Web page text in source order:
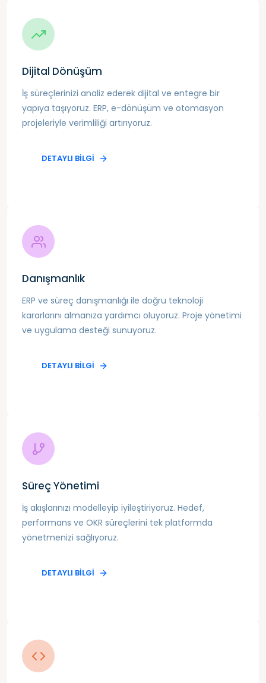
Dijital Dönüşüm
İş süreçlerinizi analiz ederek dijital ve entegre bir
yapıya taşıyoruz. ERP, e-dönüşüm ve otomasyon
projeleriyle verimliliği artırıyoruz.
DETAYLI BILGI
Danışmanlık
ERP ve süreç danışmanlığı ile doğru teknoloji
kararlarını almanıza yardımcı oluyoruz. Proje yönetimi
ve uygulama desteği sunuyoruz.
DETAYLI BILGI
Süreç Yönetimi
İş akışlarınızı modelleyip iyileştiriyoruz. Hedef,
performans ve OKR süreçlerini tek platformda
yönetmenizi sağlıyoruz.
DETAYLI BILGI